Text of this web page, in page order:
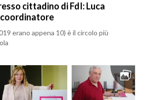
cittadino di FdI: Luca
erano appena 10) è il circolo più